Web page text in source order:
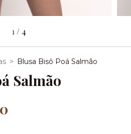
1 / 4
> Blusa Bisô Poá Salmão
Salmão